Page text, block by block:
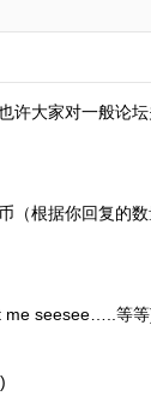
许大家对一般论
（根据你回复的
me seesee…..等